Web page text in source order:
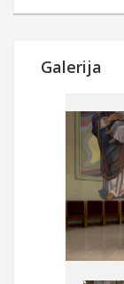
Galerija